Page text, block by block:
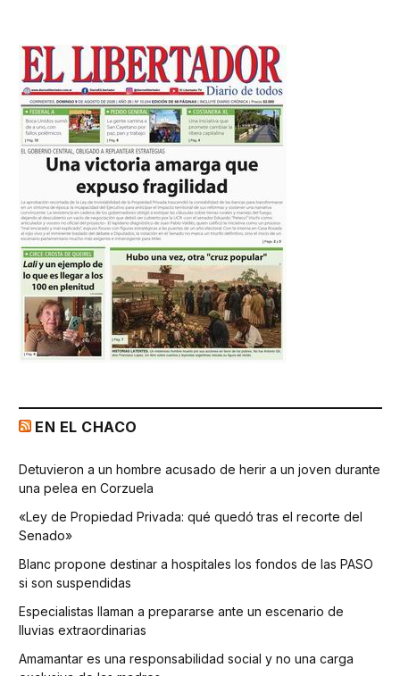
EN EL CHACO
Detuvieron a un hombre acusado de herir a un joven durante
una pelea en Corzuela
«Ley de Propiedad Privada: qué quedó tras el recorte del
Senado»
Blanc propone destinar a hospitales los fondos de las PASO
si son suspendidas
Especialistas llaman a prepararse ante un escenario de
lluvias extraordinarias
Amamantar es una responsabilidad social y no una carga